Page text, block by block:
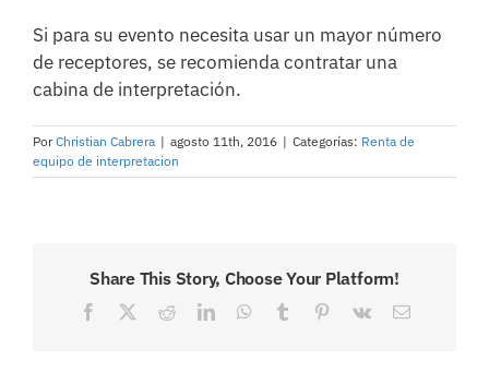
Si para su evento necesita usar un mayor número
de receptores, se recomienda contratar una
cabina de interpretación.
PorChristian Cabrera | agosto 11th, 2016 | Categorías: Renta de
equipo de interpretacion
Share This Story, Choose Your Platform!
Facebook RedditLinkedInWhatsApp
Tumblr Pinterest
Vk
Correo